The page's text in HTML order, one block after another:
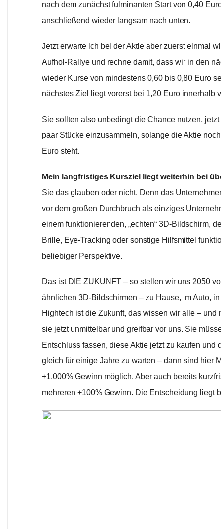
nach dem zunächst fulminanten Start von 0,40
anschließend wieder langsam nach unten.
Jetzt erwarte ich bei der Aktie aber zuerst einmal
Aufhol-Rallye und rechne damit, dass wir in den
wieder Kurse von mindestens 0,60 bis 0,80 Euro
nächstes Ziel liegt vorerst bei 1,20 Euro innerhalb
Sie sollten also unbedingt die Chance nutzen,
paar Stücke einzusammeln, solange die Aktie
Euro steht.
Mein langfristiges Kursziel liegt weiterhin bei
Sie das glauben oder nicht. Denn das
vor dem großen Durchbruch als einziges
einem funktionierenden, „echten“ 3D-Bildschirm,
Brille, Eye-Tracking oder sonstige Hilfsmittel
beliebiger Perspektive.
Das ist DIE ZUKUNFT – so stellen wir uns 2050
ähnlichen 3D-Bildschirmen – zu Hause, im Auto,
Hightech ist die Zukunft, das wissen wir alle – und
sie jetzt unmittelbar und greifbar vor uns. Sie
Entschluss fassen, diese Aktie jetzt zu kaufen und
gleich für einige Jahre zu warten – dann sind hier
+1.000% Gewinn möglich. Aber auch bereits
mehreren +100% Gewinn. Die Entscheidung liegt